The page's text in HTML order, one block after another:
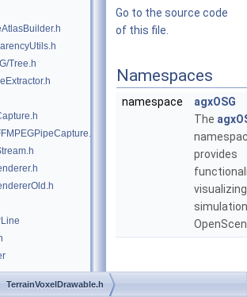
Tree.h
Go to the source code
of this file.
Namespaces
namespace
agxOSG
The
provides
visualizing
TerrainVoxelDrawable.h